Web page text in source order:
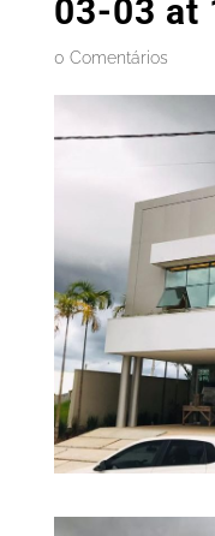
03-03 at
0 Comentários